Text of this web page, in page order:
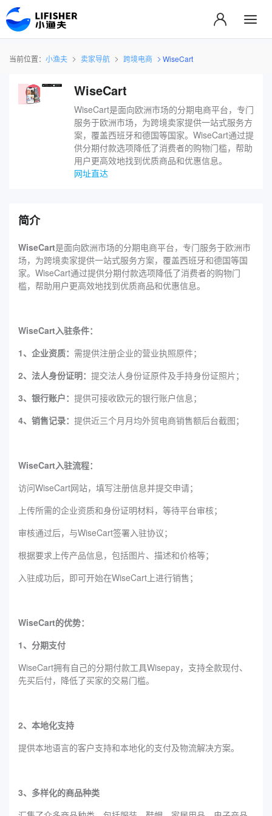
当前位置： 小渔夫 卖家导航 跨境电商 WiseCart
WiseCart
‌WiseCart是面向欧洲市场的分期电商平台，专门
服务于欧洲市场，为跨境卖家提供一站式服务方
案，覆盖西班牙和德国等国家。WiseCart通过提
供分期付款选项降低了消费者的购物门槛，帮助
用户更高效地找到优质商品和优惠信息。
网址直达
简介
‌WiseCart是面向欧洲市场的分期电商平台，专门服务于欧洲市
场，为跨境卖家提供一站式服务方案，覆盖西班牙和德国等国
家。WiseCart通过提供分期付款选项降低了消费者的购物门
槛，帮助用户更高效地找到优质商品和优惠信息。
WiseCart入驻条件：
1、企业资质： 需提供注册企业的营业执照原件；
2、法人身份证明： 提交法人身份证原件及手持身份证照片；
3、银行账户： 提供可接收欧元的银行账户信息；
4、销售记录： 提供近三个月月均外贸电商销售额后台截图；
WiseCart入驻流程：
访问WiseCart网站，填写注册信息并提交申请；
上传所需的企业资质和身份证明材料，等待平台审核；
审核通过后，与WiseCart签署入驻协议；
根据要求上传产品信息，包括图片、描述和价格等；
入驻成功后，即可开始在WiseCart上进行销售；
WiseCart的优势：
1、分期支付
WiseCart拥有自己的分期付款工具Wisepay，支持全款现付、
先买后付，降低了买家的交易门槛。
2、本地化支持
提供本地语言的客户支持和本地化的支付及物流解决方案。
3、多样化的商品种类